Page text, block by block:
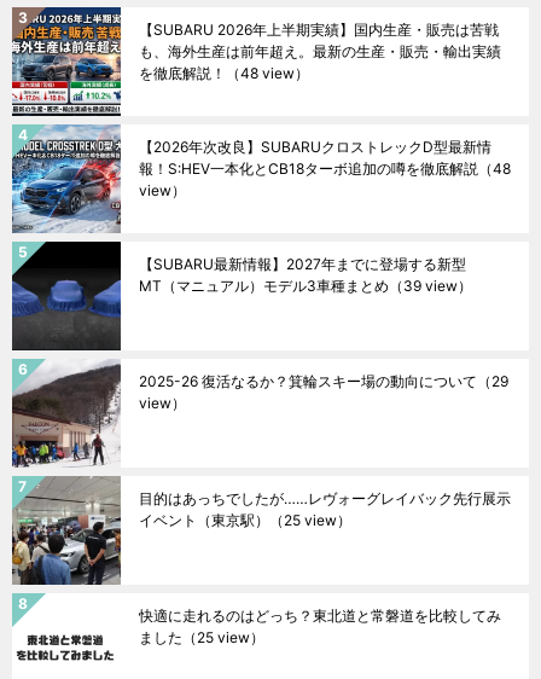
【SUBARU 2026年上半期実績】国内生産・販売は苦戦
も、海外生産は前年超え。最新の生産・販売・輸出実績
を徹底解説！
（48 view）
【2026年次改良】SUBARUクロストレックD型最新情
報！S:HEV一本化とCB18ターボ追加の噂を徹底解説 （48
view）
【SUBARU最新情報】2027年までに登場する新型
MT（マニュアル）モデル3車種まとめ （39 view）
2025-26 復活なるか？箕輪スキー場の動向について （29
view）
目的はあっちでしたが……レヴォーグレイバック先行展示
イベント（東京駅）
（25 view）
快適に走れるのはどっち？東北道と常磐道を比較してみ
ました （25 view）